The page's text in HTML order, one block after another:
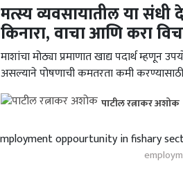
मत्स्य व्यवसायातील या
किनारा, वाचा आणि करा
माशांचा मोठ्या प्रमाणात खाद्य पदार्थ म्हणून
असल्याने पोषणाची कमतरता कमी
पाटील रत्नाकर अशोक